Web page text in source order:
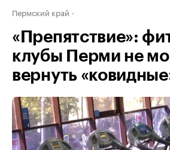
Пермский край
«Препятствие»:
клубы Перми не
вернуть